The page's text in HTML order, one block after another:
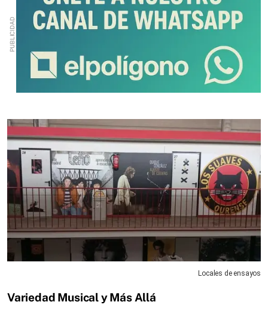
Locales de ensayos
Variedad Musical y Más Allá